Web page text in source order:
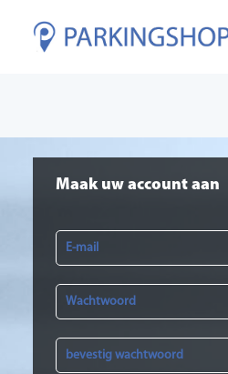
Maak uw account aan